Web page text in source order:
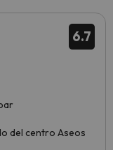
6.7
del centro Aseos